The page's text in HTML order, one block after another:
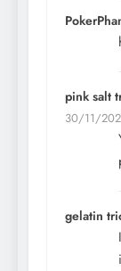
pink salt
30/11/
gelatin